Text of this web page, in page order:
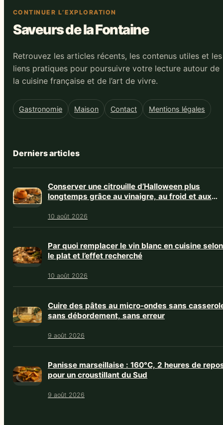
CONTINUER L’EXPLORATION
Saveurs de la Fontaine
Retrouvez les articles récents, les contenus utiles et les
liens pratiques pour poursuivre votre lecture autour de
la cuisine française et de l’art de vivre.
Gastronomie Maison Contact Mentions légales
Derniers articles
Conserver une citrouille d’Halloween plus
longtemps grâce au vinaigre, au froid et aux
10 août 2026
Par quoi remplacer le vin blanc en cuisine selon
le plat et l’effet recherché
10 août 2026
Cuire des pâtes au micro-ondes sans
sans débordement, sans erreur
9 août 2026
Panisse marseillaise : 160°C, 2 heures de
pour un croustillant du Sud
9 août 2026